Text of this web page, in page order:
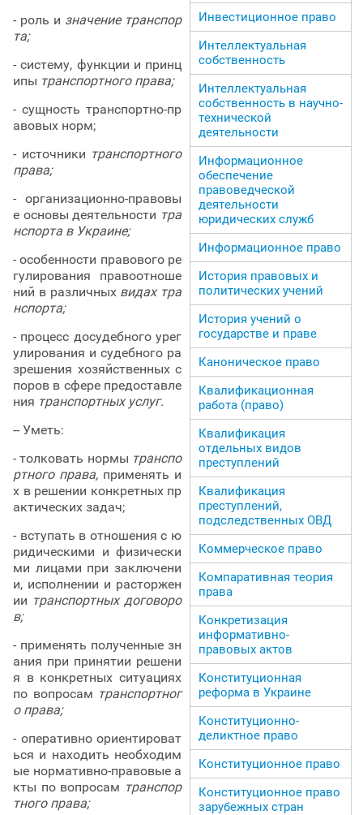
- роль и значение транспор
та;
- систему, функции и принц
ипы транспортного права;
- сущность транспортно-пр
авовых норм;
- источники транспортного
права;
- организационно-правовы
е основы деятельности тра
нспорта в Украине;
- особенности правового ре
гулирования правоотноше
ний в различных видах тра
нспорта;
- процесс досудебного урег
улирования и судебного ра
зрешения хозяйственных с
поров в сфере предоставле
ния транспортных услуг.
-- Уметь:
- толковать нормы транспо
ртного права, применять и
х в решении конкретных пр
актических задач;
- вступать в отношения с ю
ридическими и физически
ми лицами при заключени
и, исполнении и расторжен
ии транспортных договоро
в;
- применять полученные зн
ания при принятии решени
я в конкретных ситуациях
по вопросам транспортног
о права;
- оперативно ориентироват
ься и находить необходим
ые нормативно-правовые а
кты по вопросам транспор
тного права;
Инвестиционное право
Интеллектуальная
собственность
Интеллектуальная
собственность в научно-
технической
деятельности
Информационное
обеспечение
правоведческой
деятельности
юридических служб
Информационное право
История правовых и
политических учений
История учений о
государстве и праве
Каноническое право
Квалификационная
работа (право)
Квалификация
отдельных видов
преступлений
Квалификация
преступлений,
подследственных ОВД
Коммерческое право
Компаративная теория
права
Конкретизация
информативно-
правовых актов
Конституционная
реформа в Украине
Конституционно-
деликтное право
Конституционное право
Конституционное право
зарубежных стран